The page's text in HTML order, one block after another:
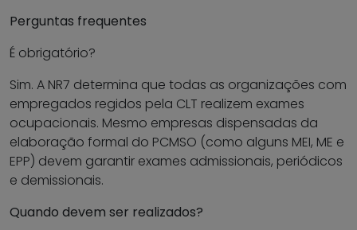
Perguntas frequentes
É obrigatório?
Sim. A NR7 determina que todas as organizações com
empregados regidos pela CLT realizem exames
ocupacionais. Mesmo empresas dispensadas da
elaboração formal do PCMSO (como alguns MEI, ME e
EPP) devem garantir exames admissionais, periódicos
e demissionais.
Quando devem ser realizados?